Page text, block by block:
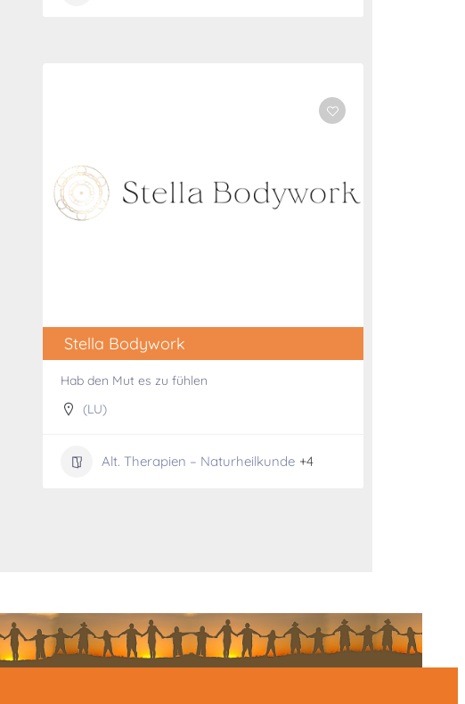
Stella Bodywork
Hab den Mut es zu fühlen
(LU)
Alt. Therapien – Naturheilkunde +4